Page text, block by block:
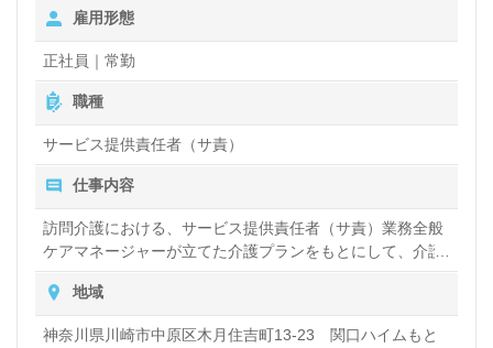
は、ぜひご相談ください。ウィルオブ介護では、転職
活動を完全無料でサポートし、非公開求人も取り扱っ
ています。LINEやメール、お電話での問い合わせも
可能で、専門のコンサルタントがあなたの転職を支援
します。
雇用形態
正社員｜常勤
職種
サービス提供責任者（サ責）
仕事内容
訪問介護における、サービス提供責任者（サ責）業務全般
ケアマネージャーが立てた介護プランをもとにして、介護
サービスを計画したり、介護スタッフに指示をしたりする
仕事をお願いします。
地域
神奈川県川崎市中原区木月住吉町13-23 関口ハイムもと